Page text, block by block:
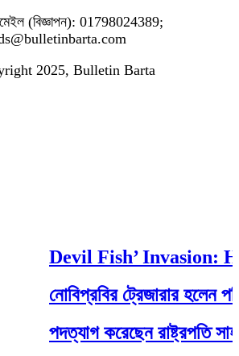
(বিজ্ঞাপন): 01798024389;
2025, Bulletin Barta
Devil Fish’ Invasion:
নোবিপ্রবির ট্রেজারার হলেন
পদত্যাগ করেছেন রাষ্ট্রপতি